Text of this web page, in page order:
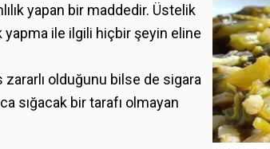
yapan bir maddedir. Üstelik
yapma ile ilgili hiçbir şeyin eline
olduğunu bilse de sigara
sığacak bir tarafı olmayan
5